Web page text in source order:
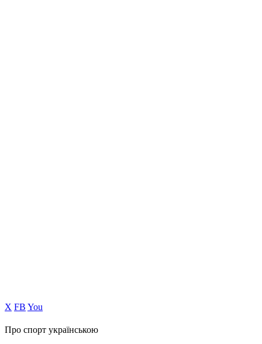
Х FB You
Про спорт українською